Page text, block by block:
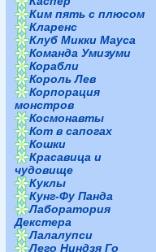
Ким пять с плюсом
Кларенс
Клуб Микки Мауса
Команда Умизуми
Корабли
Король Лев
Корпорация
монстров
Космонавты
Кот в сапогах
Кошки
Красавица и
чудовище
Куклы
Кунг-Фу Панда
Лаборатория
Декстера
Лалалупси
Лего Ниндзя Го